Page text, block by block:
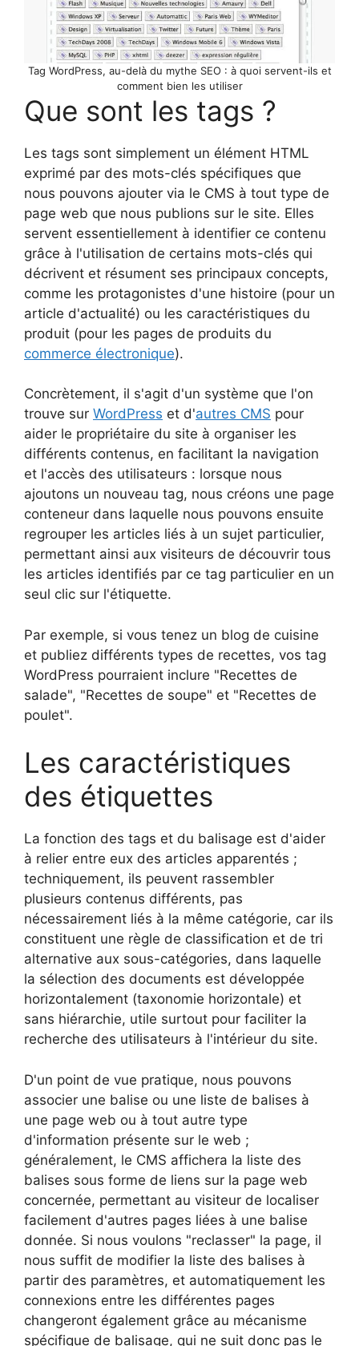
Tag WordPress, au-delà du mythe SEO : à quoi servent-ils et
comment bien les utiliser
Que sont les tags ?
Les tags sont simplement un élément HTML
exprimé par des mots-clés spécifiques que
nous pouvons ajouter via le CMS à tout type de
page web que nous publions sur le site. Elles
servent essentiellement à identifier ce contenu
grâce à l'utilisation de certains mots-clés qui
décrivent et résument ses principaux concepts,
comme les protagonistes d'une histoire (pour un
article d'actualité) ou les caractéristiques du
produit (pour les pages de produits du
commerce électronique).
Concrètement, il s'agit d'un système que l'on
trouve sur WordPress et d'autres CMS pour
aider le propriétaire du site à organiser les
différents contenus, en facilitant la navigation
et l'accès des utilisateurs : lorsque nous
ajoutons un nouveau tag, nous créons une page
conteneur dans laquelle nous pouvons ensuite
regrouper les articles liés à un sujet particulier,
permettant ainsi aux visiteurs de découvrir tous
les articles identifiés par ce tag particulier en un
seul clic sur l'étiquette.
Par exemple, si vous tenez un blog de cuisine
et publiez différents types de recettes, vos tag
WordPress pourraient inclure "Recettes de
salade", "Recettes de soupe" et "Recettes de
poulet".
Les caractéristiques
des étiquettes
La fonction des tags et du balisage est d'aider
à relier entre eux des articles apparentés ;
techniquement, ils peuvent rassembler
plusieurs contenus différents, pas
nécessairement liés à la même catégorie, car ils
constituent une règle de classification et de tri
alternative aux sous-catégories, dans laquelle
la sélection des documents est développée
horizontalement (taxonomie horizontale) et
sans hiérarchie, utile surtout pour faciliter la
recherche des utilisateurs à l'intérieur du site.
D'un point de vue pratique, nous pouvons
associer une balise ou une liste de balises à
une page web ou à tout autre type
d'information présente sur le web ;
généralement, le CMS affichera la liste des
balises sous forme de liens sur la page web
concernée, permettant au visiteur de localiser
facilement d'autres pages liées à une balise
donnée. Si nous voulons "reclasser" la page, il
nous suffit de modifier la liste des balises à
partir des paramètres, et automatiquement les
connexions entre les différentes pages
changeront également grâce au mécanisme
spécifique de balisage, qui ne suit donc pas le